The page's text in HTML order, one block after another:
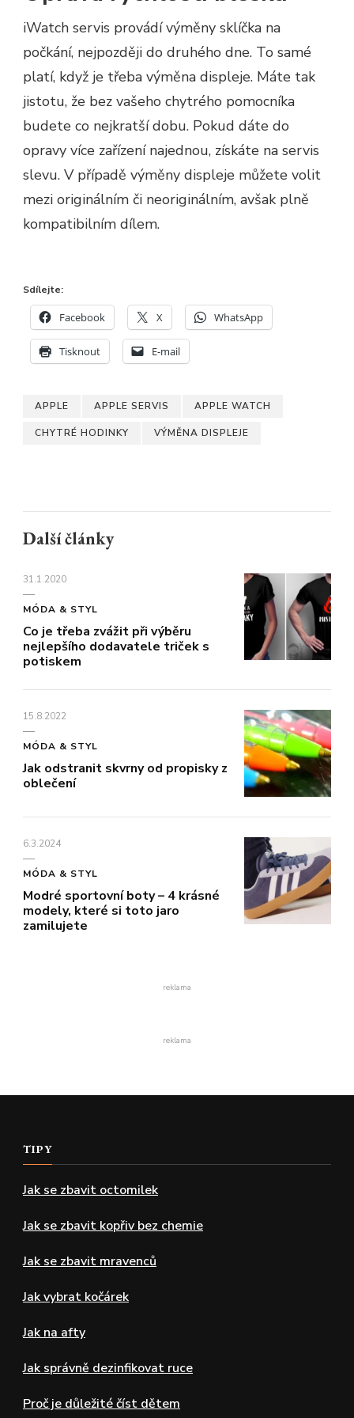
iWatch servis provádí výměny sklíčka na
počkání, nejpozději do druhého dne. To samé
platí, když je třeba výměna displeje. Máte tak
jistotu, že bez vašeho chytrého pomocníka
budete co nejkratší dobu. Pokud dáte do
opravy více zařízení najednou, získáte na servis
slevu. V případě výměny displeje můžete volit
mezi originálním či neoriginálním, avšak plně
kompatibilním dílem.
Sdílejte:
Facebook X WhatsApp
Tisknout E-mail
APPLE APPLE SERVIS APPLE WATCH
CHYTRÉ HODINKY VÝMĚNA DISPLEJE
Další články
31.1.2020
MÓDA & STYL
Co je třeba zvážit při výběru
nejlepšího dodavatele triček s
potiskem
15.8.2022
MÓDA & STYL
Jak odstranit skvrny od propisky z
oblečení
6.3.2024
MÓDA & STYL
Modré sportovní boty – 4 krásné
modely, které si toto jaro
zamilujete
reklama
reklama
TIPY
Jak se zbavit octomilek
Jak se zbavit kopřiv bez chemie
Jak se zbavit mravenců
Jak vybrat kočárek
Jak na afty
Jak správně dezinfikovat ruce
Proč je důležité číst dětem